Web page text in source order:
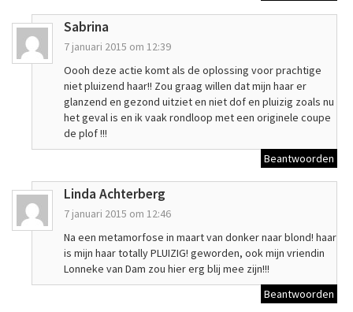
Sabrina
7 januari 2015 om 12:39
Oooh deze actie komt als de oplossing voor prachtige
niet pluizend haar!! Zou graag willen dat mijn haar er
glanzend en gezond uitziet en niet dof en pluizig zoals nu
het geval is en ik vaak rondloop met een originele coupe
de plof !!!
Beantwoorden
Linda Achterberg
7 januari 2015 om 12:46
Na een metamorfose in maart van donker naar blond! haar
is mijn haar totally PLUIZIG! geworden, ook mijn vriendin
Lonneke van Dam zou hier erg blij mee zijn!!!
Beantwoorden